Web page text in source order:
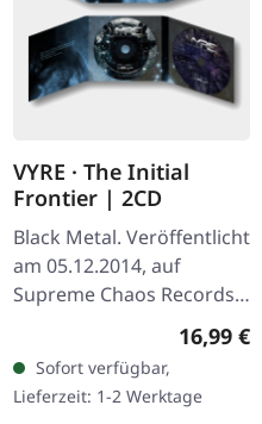
VYRE · The Initial
Frontier | 2CD
Black Metal. Veröffentlicht
am 05.12.2014, auf
Supreme Chaos Records.
Limitierte Auflage als
aufwändiger Dreifach-
Klapp-DigiPak mit 2 CDs:
The…
16,99 €
Sofort verfügbar,
Lieferzeit: 1-2 Werktage